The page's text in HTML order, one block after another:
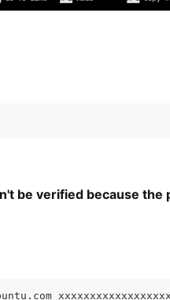
be verified because the